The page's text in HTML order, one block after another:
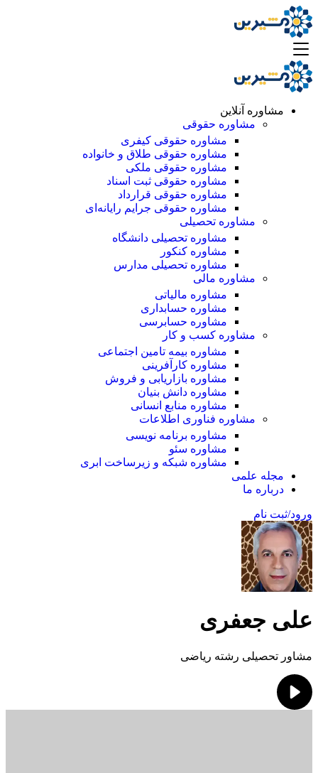
مشاوره آنلاین
مشاوره حقوقی
مشاوره حقوقی کیفری
مشاوره حقوقی طلاق و خانواده
مشاوره حقوقی ملکی
مشاوره حقوقی ثبت اسناد
مشاوره حقوقی قرارداد
مشاوره حقوقی جرایم رایانه‌ای
مشاوره تحصیلی
مشاوره تحصیلی دانشگاه
مشاوره کنکور
مشاوره تحصیلی مدارس
مشاوره مالی
مشاوره مالیاتی
مشاوره حسابداری
مشاوره حسابرسی
مشاوره کسب و کار
مشاوره بیمه تامین اجتماعی
مشاوره کارآفرینی
مشاوره بازاریابی و فروش
مشاوره دانش بنیان
مشاوره منابع انسانی
مشاوره فناوری اطلاعات
مشاوره برنامه نویسی
مشاوره سئو
مشاوره شبکه و زیرساخت ابری
مجله علمی
درباره ما
ورود/ثبت نام
علی جعفری
مشاور تحصیلی رشته ریاضی